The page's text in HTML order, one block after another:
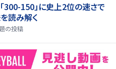
300-150」に史上2位の速さで
読み解く
の投稿